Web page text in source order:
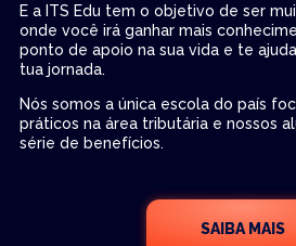
E a ITS Edu tem o objetivo de ser
onde você irá ganhar mais
ponto de apoio na sua vida e te
tua jornada.
Nós somos a única escola do país
práticos na área tributária e nossos
série de benefícios.
SAIBA MAIS